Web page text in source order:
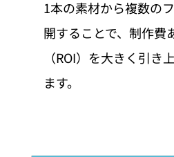
1本の素材から複数の
開することで、制作費
（ROI）を大きく引き
ます。